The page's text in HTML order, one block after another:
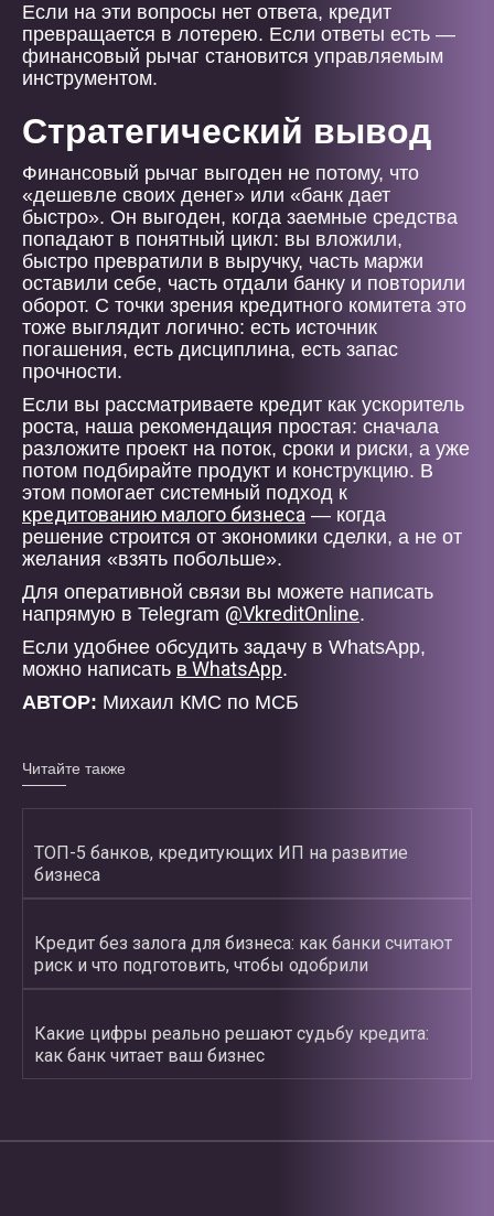
Если на эти вопросы нет ответа, кредит
превращается в лотерею. Если ответы есть —
финансовый рычаг становится управляемым
инструментом.
Стратегический вывод
Финансовый рычаг выгоден не потому, что
«дешевле своих денег» или «банк дает
быстро». Он выгоден, когда заемные средства
попадают в понятный цикл: вы вложили,
быстро превратили в выручку, часть маржи
оставили себе, часть отдали банку и повторили
оборот. С точки зрения кредитного комитета это
тоже выглядит логично: есть источник
погашения, есть дисциплина, есть запас
прочности.
Если вы рассматриваете кредит как ускоритель
роста, наша рекомендация простая: сначала
разложите проект на поток, сроки и риски, а уже
потом подбирайте продукт и конструкцию. В
этом помогает системный подход к
кредитованию малого бизнеса — когда
решение строится от экономики сделки, а не от
желания «взять побольше».
Для оперативной связи вы можете написать
напрямую в Telegram @VkreditOnline.
Если удобнее обсудить задачу в WhatsApp,
можно написать в WhatsApp.
АВТОР: Михаил КМС по МСБ
Читайте также
ТОП-5 банков, кредитующих ИП на развитие
бизнеса
Кредит без залога для бизнеса: как банки считают
риск и что подготовить, чтобы одобрили
Какие цифры реально решают судьбу кредита:
как банк читает ваш бизнес